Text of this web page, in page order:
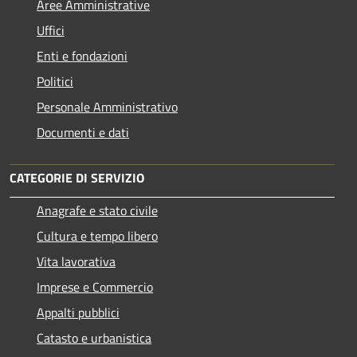
Aree Amministrative
Uffici
Enti e fondazioni
Politici
Personale Amministrativo
Documenti e dati
CATEGORIE DI SERVIZIO
Anagrafe e stato civile
Cultura e tempo libero
Vita lavorativa
Imprese e Commercio
Appalti pubblici
Catasto e urbanistica